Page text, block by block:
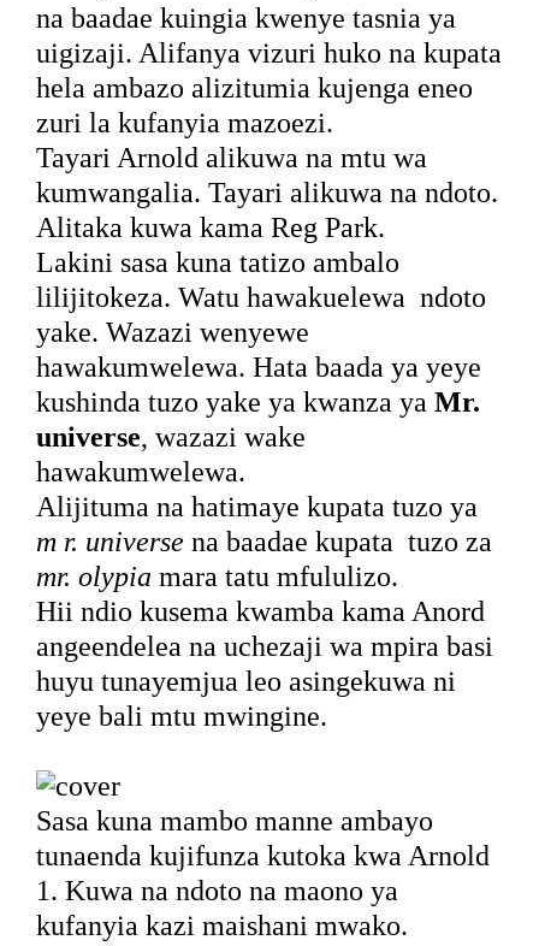
na baadae kuingia kwenye tasnia ya
uigizaji. Alifanya vizuri huko na kupata
hela ambazo alizitumia kujenga eneo
zuri la kufanyia mazoezi.
Tayari Arnold alikuwa na mtu wa
kumwangalia. Tayari alikuwa na ndoto.
Alitaka kuwa kama Reg Park.
Lakini sasa kuna tatizo ambalo
lilijitokeza. Watu hawakuelewa ndoto
yake. Wazazi wenyewe
hawakumwelewa. Hata baada ya yeye
kushinda tuzo yake ya kwanza yaMr.
universe, wazazi wake
hawakumwelewa.
Alijituma na hatimaye kupata tuzo ya
m r. universe na baadae kupata tuzo za
mr. olypia mara tatu mfululizo.
Hii ndio kusema kwamba kama Anord
angeendelea na uchezaji wa mpira basi
huyu tunayemjua leo asingekuwa ni
yeye bali mtu mwingine.
Sasa kuna mambo manne ambayo
tunaenda kujifunza kutoka kwa Arnold
1. Kuwa na ndoto na maono ya
kufanyia kazi maishani mwako.